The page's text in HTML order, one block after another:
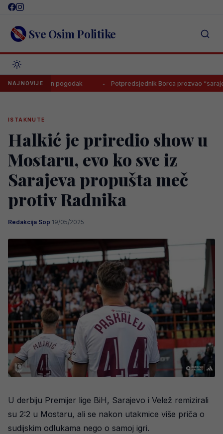
Skip
content Sve Osim Politike
NAJNOVIJE
pogodak Potpredsjednik Borca prozvao “sarajevsku čaršiju”:
ISTAKNUTE
Halkić je priredio show u
Mostaru, evo ko sve iz
Sarajeva propušta meč
protiv Radnika
Redakcija Sop·19/05/2025
U derbiju Premijer lige BiH, Sarajevo i Velež remizirali
su 2:2 u Mostaru, ali se nakon utakmice više priča o
sudijskim odlukama nego o samoj igri.